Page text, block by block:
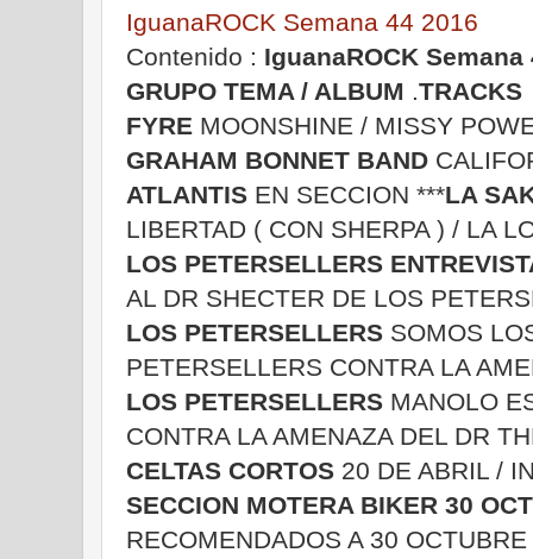
IguanaROCK Semana 44 2016
Contenido : IguanaROCK Semana
GRUPO TEMA / ALBUM .TRACKS
FYRE MOONSHINE / MISSY
GRAHAM BONNET BAND
ATLANTIS EN SECCION ***LA
LIBERTAD ( CON SHERPA ) / LA
LOS PETERSELLERS
AL DR SHECTER DE LOS
LOS PETERSELLERS SOMOS
PETERSELLERS CONTRA LA
LOS PETERSELLERS MANOLO
CONTRA LA AMENAZA DEL DR
CELTAS CORTOS 20 DE ABRIL /
SECCION MOTERA BIKER 30
RECOMENDADOS A 30